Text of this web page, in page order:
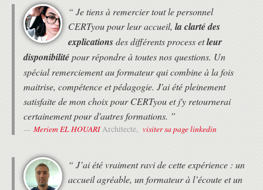
pendant la certification, les modalités de
réponse.
Approfondissement de la méthode Prince2®
Détail des processus et les thèmes.
Détail des exemples élaborés de produits
PRINCE 2® applicables aux projets.
Travailler sur les relations entre processus,
thèmes et produits de PRINCE 2®.
Statuer sur quels produits de management
constituent les entrées/sorties des sept
des principaux produits de management.
Appliquer PRINCE 2® pour lancer et gérer un
“ Je tiens à remercier tout le personnel
CERTyou pour leur accueil, la clarté des
explicationsdes différents process etleur
disponibilitépour répondre à toutes nos questions. Un
spécial remerciement au formateur qui combine à la fois
maitrise, compétence et pédagogie. J'ai été pleinement
satisfaite de mon choix pour CERTyou et j'y retournerai
certainement pour d'autres formations. ”
Meriem EL HOUARIArchitecte, visiter sa page linkedin
“ J’ai été vraiment ravi de cette expérience : un
accueil agréable, un formateur à l’écoute et un